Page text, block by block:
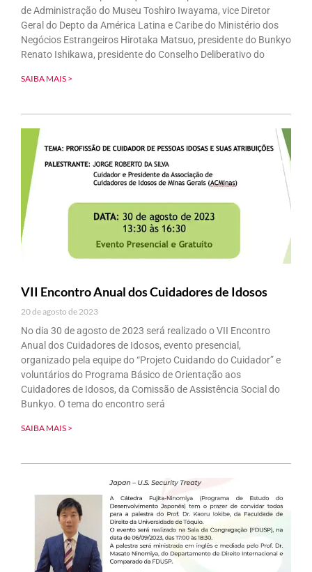
de Administração do Museu Toshiro Iwayama, vice Diretor
Geral do Depto da América Latina e Caribe do Ministério dos
Negócios Estrangeiros Hirotaka Matsuo, presidente do Bunkyo
Renato Ishikawa, presidente do Conselho Deliberativo do
SAIBA MAIS >
VII Encontro Anual dos Cuidadores de Idosos
20 de agosto de 2023
No dia 30 de agosto de 2023 será realizado o VII Encontro
Anual dos Cuidadores de Idosos, evento presencial,
organizado pela equipe do “Projeto Cuidando do Cuidador” e
voluntários do Programa Básico de Orientação aos
Cuidadores de Idosos, da Comissão de Assistência Social do
Bunkyo. O tema do encontro será
SAIBA MAIS >